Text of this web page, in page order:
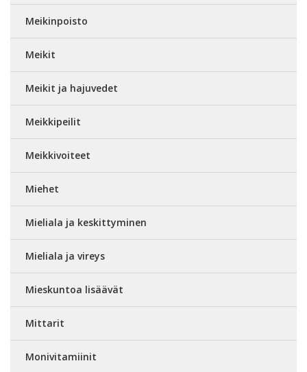
Meikinpoisto
Meikit
Meikit ja hajuvedet
Meikkipeilit
Meikkivoiteet
Miehet
Mieliala ja keskittyminen
Mieliala ja vireys
Mieskuntoa lisäävät
Mittarit
Monivitamiinit